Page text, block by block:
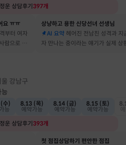
운 상담후기 397개
요 ㅠㅠ
부터 여자
람으로 바
상냥하고 용한 신당선녀 선생님
AI 요약 헤어진 전남친 성격과 지
자 만나는 중이라는 얘기가 실제 상
울 강남구
수)
능
8.13 (목)
예약가능
8.14 (금)
예약가능
8.15 (토)
예약가능
운 상담후기 393개
첫 점집상담하기 편안한 점집